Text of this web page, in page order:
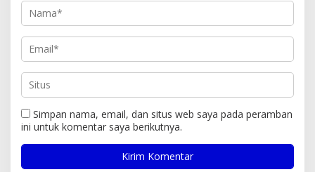
Simpan nama, email, dan situs web saya pada peramban
ini untuk komentar saya berikutnya.